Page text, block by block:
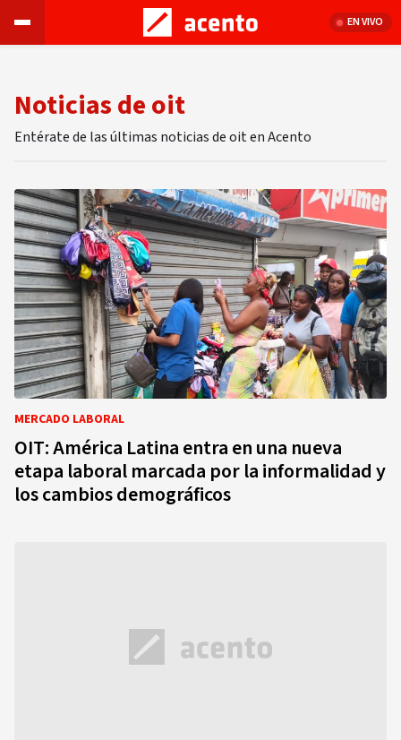
EN VIVO
Noticias de oit
Entérate de las últimas noticias de oit en Acento
MERCADO LABORAL
OIT: América Latina entra en una nueva
etapa laboral marcada por la informalidad y
los cambios demográficos